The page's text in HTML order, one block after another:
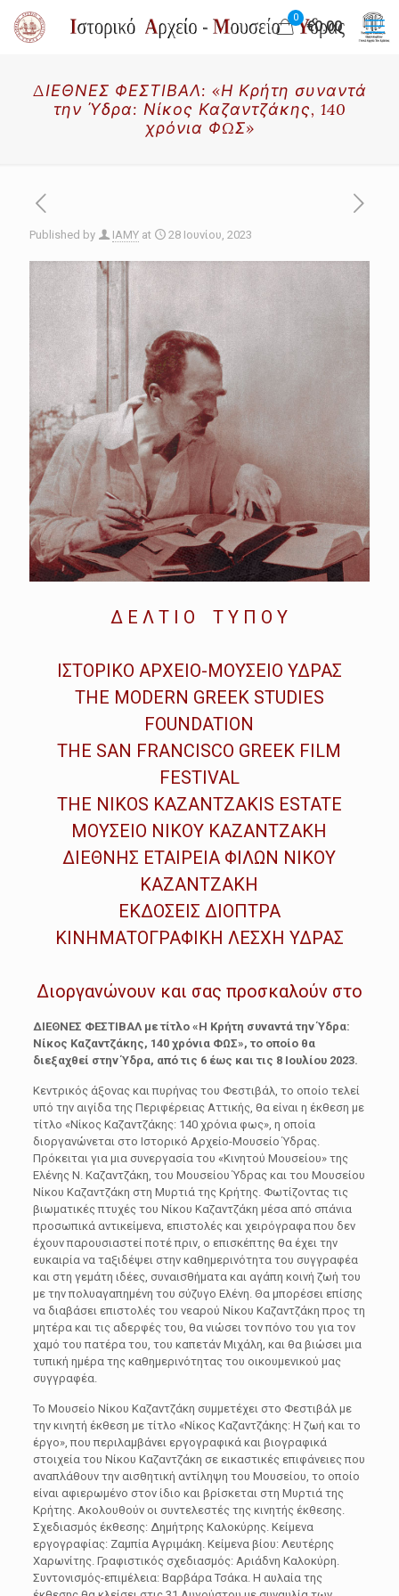
0
€0.00
ΔΙΕΘΝΕΣ ΦΕΣΤΙΒΑΛ: «Η Κρήτη συναντά
την Ύδρα: Νίκος Καζαντζάκης, 140
χρόνια ΦΩΣ»
Published by IAMY at 28 Ιουνίου, 2023
Δ Ε Λ Τ Ι Ο Τ Υ Π Ο Υ
ΙΣΤΟΡΙΚΟ ΑΡΧΕΙΟ-ΜΟΥΣΕΙΟ ΥΔΡΑΣ
ΤHE MODERN GREEK STUDIES
FOUNDATION
THE SAN FRANCISCO GREEK FILM
FESTIVAL
THE NIKOS KAZANTZAKIS ESTATE
ΜΟΥΣΕΙΟ ΝΙΚΟΥ ΚΑΖΑΝΤΖΑΚΗ
ΔΙΕΘΝΗΣ ΕΤΑΙΡΕΙΑ ΦΙΛΩΝ ΝΙΚΟΥ
ΚΑΖΑΝΤΖΑΚΗ
ΕΚΔΟΣΕΙΣ ΔΙΟΠΤΡΑ
ΚΙΝΗΜΑΤΟΓΡΑΦΙΚΗ ΛΕΣΧΗ ΥΔΡΑΣ
Διοργανώνουν και σας προσκαλούν στο
ΔΙΕΘΝΕΣ ΦΕΣΤΙΒΑΛ με τίτλο «Η Κρήτη συναντά την Ύδρα:
Νίκος Καζαντζάκης, 140 χρόνια ΦΩΣ», το οποίο θα
διεξαχθεί στην Ύδρα, από τις 6 έως και τις 8 Ιουλίου 2023.
Κεντρικός άξονας και πυρήνας του Φεστιβάλ, το οποίο τελεί
υπό την αιγίδα της Περιφέρειας Αττικής, θα είναι η έκθεση με
τίτλο «Νίκος Καζαντζάκης: 140 χρόνια φως», η οποία
διοργανώνεται στο Ιστορικό Αρχείο-Μουσείο Ύδρας.
Πρόκειται για μια συνεργασία του «Κινητού Μουσείου» της
Ελένης Ν. Καζαντζάκη, του Μουσείου Ύδρας και του Μουσείου
Νίκου Καζαντζάκη στη Μυρτιά της Κρήτης. Φωτίζοντας τις
βιωματικές πτυχές του Νίκου Καζαντζάκη μέσα από σπάνια
προσωπικά αντικείμενα, επιστολές και χειρόγραφα που δεν
έχουν παρουσιαστεί ποτέ πριν, ο επισκέπτης θα έχει την
ευκαιρία να ταξιδέψει στην καθημερινότητα του συγγραφέα
και στη γεμάτη ιδέες, συναισθήματα και αγάπη κοινή ζωή του
με την πολυαγαπημένη του σύζυγο Ελένη. Θα μπορέσει επίσης
να διαβάσει επιστολές του νεαρού Νίκου Καζαντζάκη προς τη
μητέρα και τις αδερφές του, θα νιώσει τον πόνο του για τον
χαμό του πατέρα του, του καπετάν Μιχάλη, και θα βιώσει μια
τυπική ημέρα της καθημερινότητας του οικουμενικού μας
συγγραφέα.
Το Μουσείο Νίκου Καζαντζάκη συμμετέχει στο Φεστιβάλ με
την κινητή έκθεση με τίτλο «Νίκος Καζαντζάκης: Η ζωή και το
έργο», που περιλαμβάνει εργογραφικά και βιογραφικά
στοιχεία του Νίκου Καζαντζάκη σε εικαστικές επιφάνειες που
αναπλάθουν την αισθητική αντίληψη του Μουσείου, το οποίο
είναι αφιερωμένο στον ίδιο και βρίσκεται στη Μυρτιά της
Κρήτης. Ακολουθούν οι συντελεστές της κινητής έκθεσης.
Σχεδιασμός έκθεσης: Δημήτρης Καλοκύρης. Κείμενα
εργογραφίας: Ζαμπία Αγριμάκη. Κείμενα βίου: Λευτέρης
Χαρωνίτης. Γραφιστικός σχεδιασμός: Αριάδνη Καλοκύρη.
Συντονισμός-επιμέλεια: Βαρβάρα Τσάκα. Η αυλαία της